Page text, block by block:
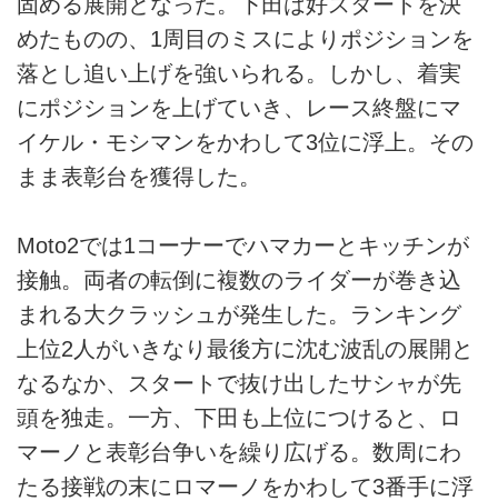
めたものの、1周目のミスによりポジションを
落とし追い上げを強いられる。しかし、着実
にポジションを上げていき、レース終盤にマ
イケル・モシマンをかわして3位に浮上。その
まま表彰台を獲得した。
Moto2では1コーナーでハマカーとキッチンが
接触。両者の転倒に複数のライダーが巻き込
まれる大クラッシュが発生した。ランキング
上位2人がいきなり最後方に沈む波乱の展開と
なるなか、スタートで抜け出したサシャが先
頭を独走。一方、下田も上位につけると、ロ
マーノと表彰台争いを繰り広げる。数周にわ
たる接戦の末にロマーノをかわして3番手に浮